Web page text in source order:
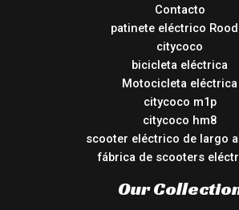
Contacto
patinete eléctrico
citycoco
bicicleta eléctrica
Motocicleta eléctrica
citycoco m1p
citycoco hm8
scooter eléctrico de largo
fábrica de scooters
Our